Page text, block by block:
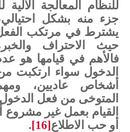
للنظام المعالجة
جزء منه بشكل
يشترط في مرتكب
حيث الاحتراف
فالأهم في قيامها هو
الدخول سواء ارتكبت
أشخاص عاديين،
المتوخى من فعل
القيام بعمل غير
أو حب الاطلاع[16]
.